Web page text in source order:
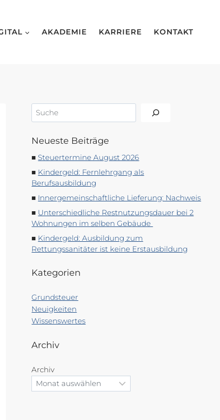
AKADEMIE KARRIERE KONTAKT
Suchen
Neueste Beiträge
Steuertermine August 2026
Kindergeld: Fernlehrgang als
Berufsausbildung
Innergemeinschaftliche Lieferung: Nachweis
Unterschiedliche Restnutzungsdauer bei 2
Wohnungen im selben Gebäude
Kindergeld: Ausbildung zum
Rettungssanitäter ist keine Erstausbildung
Kategorien
Grundsteuer
Neuigkeiten
Wissenswertes
Archiv
Archiv